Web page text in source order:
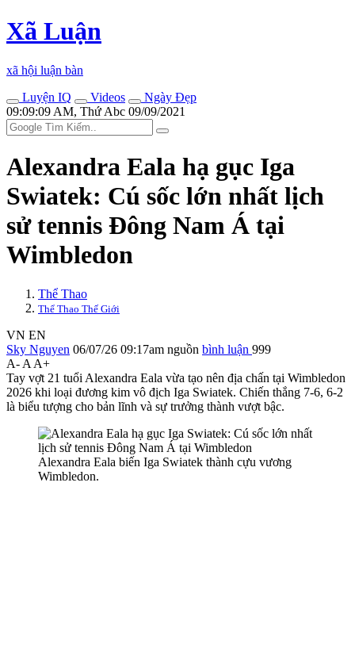
Xã Luận
xã hội luận bàn
Luyện IQ
Videos
Ngày Đẹp
09:09:09 AM, Thứ Abc 09/09/2021
Alexandra Eala hạ gục Iga
Swiatek: Cú sốc lớn nhất lịch
sử tennis Đông Nam Á tại
Wimbledon
Thể Thao
Thể Thao Thế Giới
VN EN
Sky Nguyen 06/07/26 09:17am nguồn bình luận 999
A- A A+
Tay vợt 21 tuổi Alexandra Eala vừa tạo nên địa chấn tại Wimbledon
2026 khi loại đương kim vô địch Iga Swiatek. Chiến thắng 7-6, 6-2
là biểu tượng cho bản lĩnh và sự trưởng thành vượt bậc.
Alexandra Eala biến Iga Swiatek thành cựu vương
Wimbledon.